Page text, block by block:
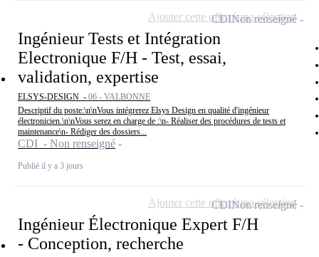
Ingénieur Tests et Intégration
Electronique F/H - Test, essai,
validation, expertise
ELSYS-DESIGN - 06 - VALBONNE
Descriptif du poste:\n\nVous intégrerez Elsys Design en qualité d'ingénieur
électronicien.\n\nVous serez en charge de :\n- Réaliser des procédures de tests et
maintenance\n- Rédiger des dossiers...
CDI - Non renseigné
Publié il y a 3 jours
CDINon renseigné
Ajouter cette offre à ma sélection
Ingénieur Électronique Expert F/H
- Conception, recherche
CDINon renseigné
Ajouter cette offre à ma sélection